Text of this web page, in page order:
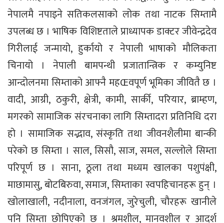
नेपालमै नपाइने सतिकलसाको लोक तथा नाटक सिम्तामै
उपलब्ध छ । भाषिक विशिष्टताले प्राध्यापक डाक्टर जीवेन्द्रदेव
गिरीलाई जन्मायो, हुर्कायो र नेपाली भाषाको मौलिकता
चिनायो । नेपाली बामपन्थी प्रजातान्त्रिक र कम्युनिष्ट
आन्दोलनमा सिम्ताको आफ्नै महŒवपूर्ण भूमिका जीवितै छ ।
वादी, आग्री, ठकुरी, क्षेत्री, कामी, सार्की, परियार, ब्राम्हण,
मगरको सामाजिक संरचनाका लागि सिम्तादरा प्रतिनिधि दरा
हो । सामाजिक सद्भाव, संस्कृति तथा जीवनशैलीमा बान्की
परेको छ सिम्ता । साल, सिसौ, साज, समल, सल्लोले सिम्ता
परिपूर्ण छ । साना, ठूला तथा मध्यम खालका पशुपंक्षी,
माछामासु, बोटबिरुवा, समाज, सिम्ताका स्वपहिचानहरू हुन् ।
खोलाखाली, नदीनाला, वनजंगल, जुरेचुली, चौरहरू खानीले
पनि सिम्ता छोपिएको छ । श्रमशील, मानवशील र आदर्श